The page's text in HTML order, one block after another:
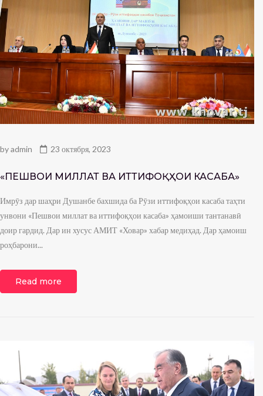
byadmin 23 октября, 2023
«ПЕШВОИ МИЛЛАТ ВА ИТТИФОҚҲОИ КАСАБА»
Имрӯз дар шаҳри Душанбе бахшида ба Рӯзи иттифоқҳои касаба таҳти
унвони «Пешвои миллат ва иттифоқҳои касаба» ҳамоиши тантанавӣ
доир гардид. Дар ин хусус АМИТ «Ховар» хабар медиҳад. Дар ҳамоиш
роҳбарони...
Read more